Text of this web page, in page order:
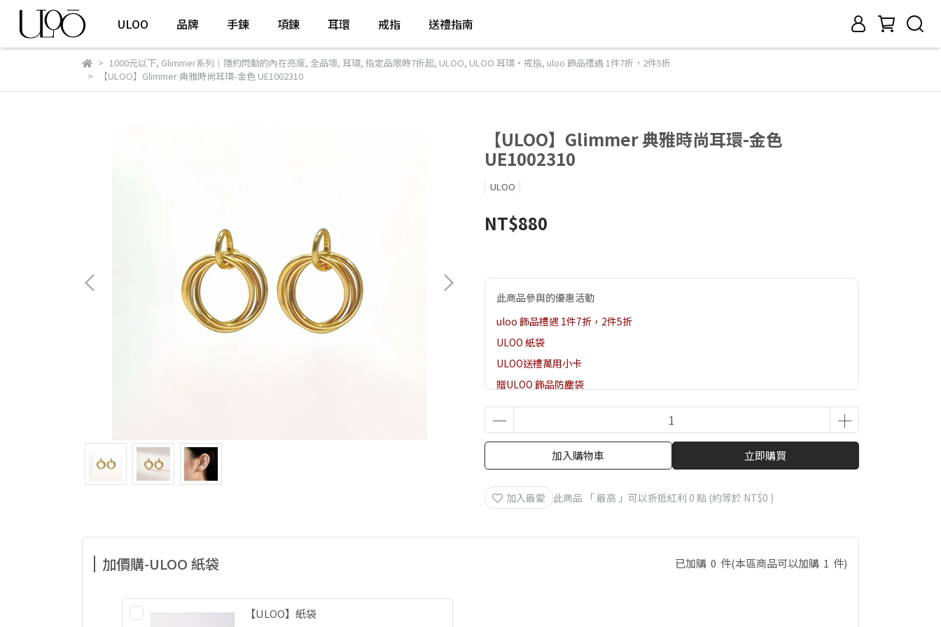
ULOO 品牌 手鍊 項鍊 耳環 戒指 送禮指南
1000元以下, Glimmer系列｜隱約閃動的內在亮度, 全品項, 耳環, 指定品限時7折起, ULOO, ULOO 耳環・戒指, uloo 飾品禮遇 1件7折，2件5折
【ULOO】Glimmer 典雅時尚耳環-金色 UE1002310
【ULOO】Glimmer 典雅時尚耳環-金色
UE1002310
ULOO
NT$880
此商品參與的優惠活動
uloo 飾品禮遇 1件7折，2件5折
ULOO 紙袋
ULOO送禮萬用小卡
贈ULOO 飾品防塵袋
贈ULOO 耳環/戒指飾品盒
加入購物車 立即購買
加入最愛 此商品 「 最高 」可以折抵紅利 0 點 (約等於 NT$0 )
加價購-ULOO 紙袋 已加購 0 件(本區商品可以加購 1 件)
【ULOO】紙袋